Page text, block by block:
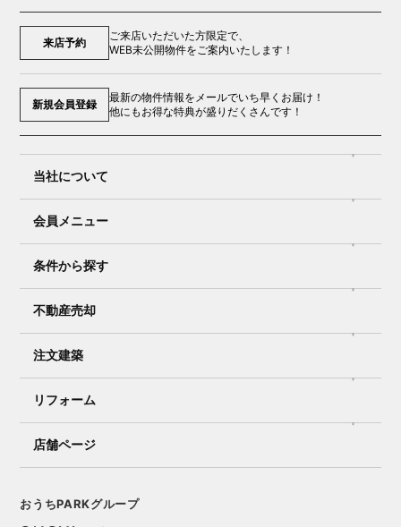
来店予約
ご来店いただいた方限定で、
WEB未公開物件をご案内いたします！
新規会員登録
最新の物件情報をメールでいち早くお届け！
他にもお得な特典が盛りだくさんです！
当社について
会員メニュー
条件から探す
不動産売却
注文建築
リフォーム
店舗ページ
おうちPARKグループ